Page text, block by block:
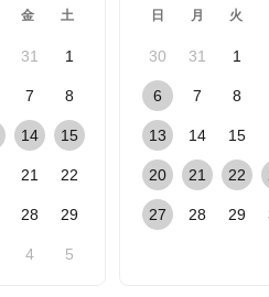
金 土
31 1
7 8
14 15
21 22
28 29
4 5
日 月 火
30 31 1
6 7 8
13 14 15
20 21 22
27 28 29